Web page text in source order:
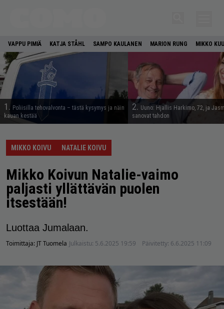
VAPPU PIMIÄ KATJA STÅHL SAMPO KAULANEN MARION RUNG MIKKO
1. Poliisilla tehovalvonta – tästä kysymys ja näin
kauan kestää
2. Uuno: Hjallis Harkimo, 72, ja
sanovat tahdon
MIKKO KOIVU NATALIE KOIVU
Mikko Koivun Natalie-vaimo
paljasti yllättävän puolen
itsestään!
Luottaa Jumalaan.
Toimittaja: JT Tuomela Julkaistu: 5.6.2025 19:59 Päivitetty: 6.6.2025 11:09